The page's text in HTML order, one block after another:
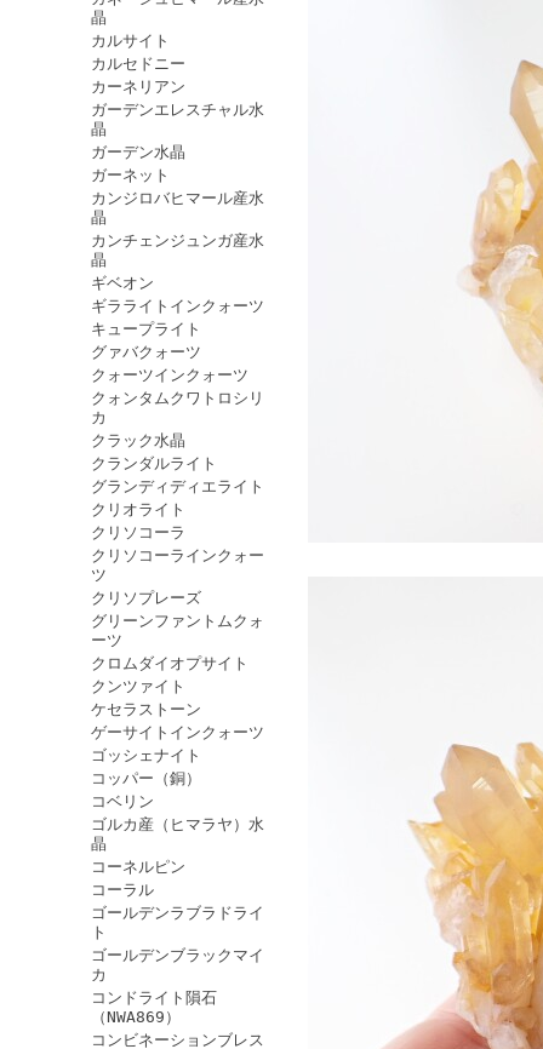
晶
カルサイト
カルセドニー
カーネリアン
ガーデンエレスチャル水
晶
ガーデン水晶
ガーネット
カンジロバヒマール産水
晶
カンチェンジュンガ産水
晶
ギベオン
ギラライトインクォーツ
キュープライト
グァバクォーツ
クォーツインクォーツ
クォンタムクワトロシリ
カ
クラック水晶
クランダルライト
グランディディエライト
クリオライト
クリソコーラ
クリソコーラインクォー
ツ
クリソプレーズ
グリーンファントムクォ
ーツ
クロムダイオプサイト
クンツァイト
ケセラストーン
ゲーサイトインクォーツ
ゴッシェナイト
コッパー（銅）
コベリン
ゴルカ産（ヒマラヤ）水
晶
コーネルピン
コーラル
ゴールデンラブラドライ
ト
ゴールデンブラックマイ
カ
コンドライト隕石
（NWA869）
コンビネーションブレス